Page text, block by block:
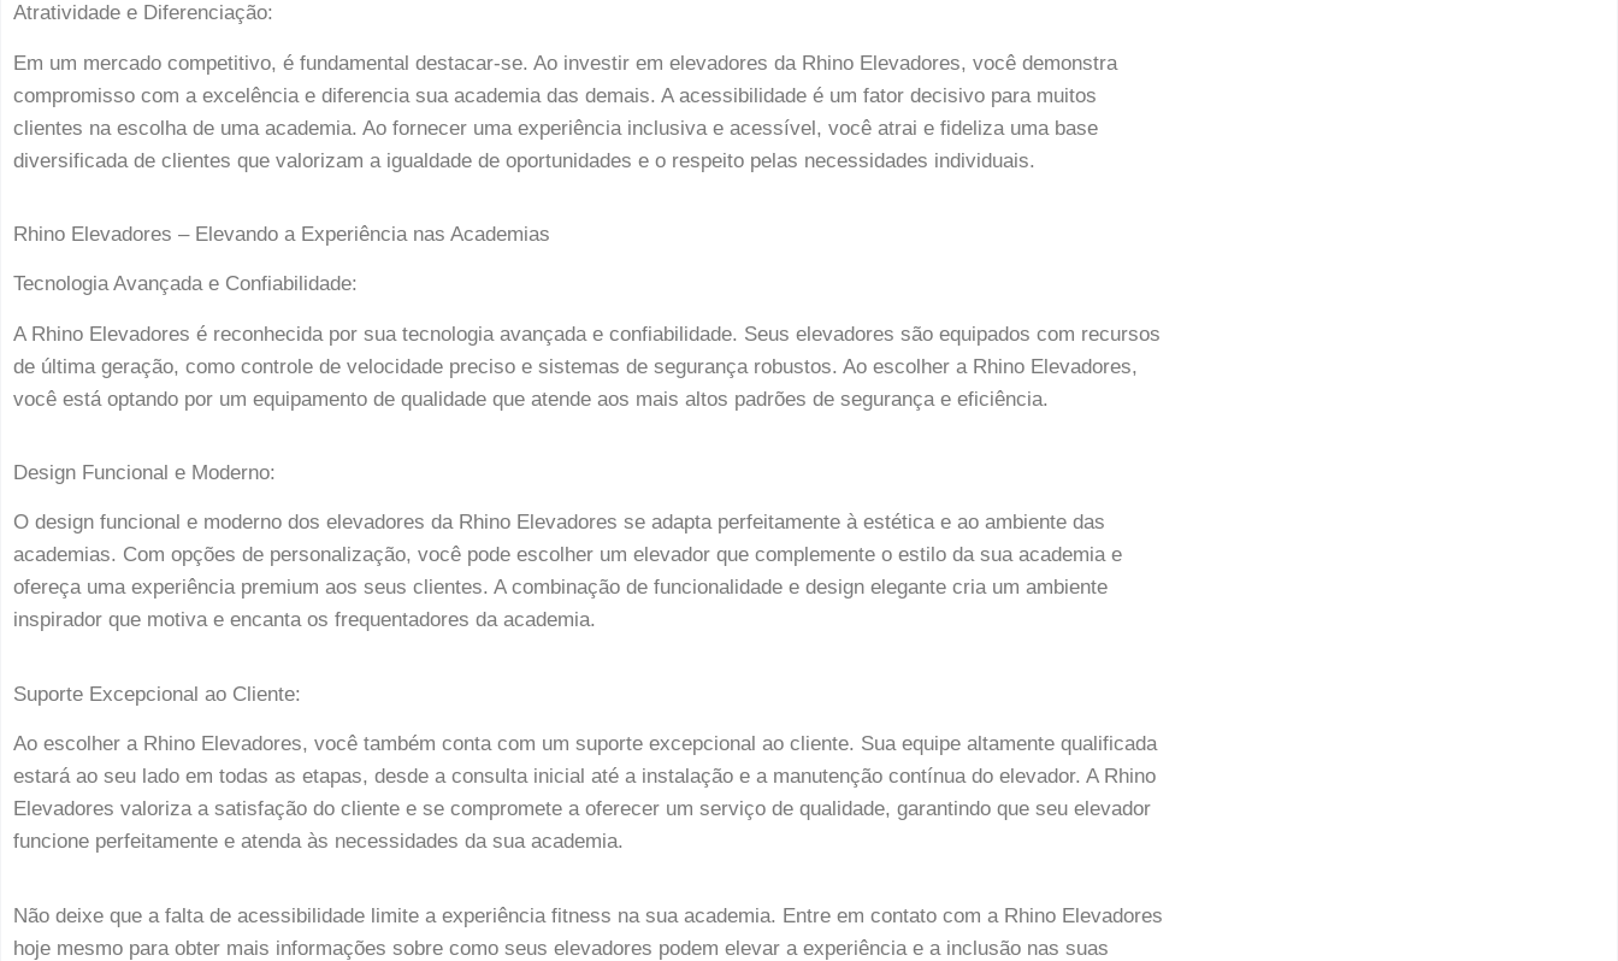
Atratividade e Diferenciação:
Em um mercado competitivo, é fundamental destacar-se. Ao investir em elevadores da Rhino Elevadores, você demonstra
compromisso com a excelência e diferencia sua academia das demais. A acessibilidade é um fator decisivo para muitos
clientes na escolha de uma academia. Ao fornecer uma experiência inclusiva e acessível, você atrai e fideliza uma base
diversificada de clientes que valorizam a igualdade de oportunidades e o respeito pelas necessidades individuais.
Rhino Elevadores – Elevando a Experiência nas Academias
Tecnologia Avançada e Confiabilidade:
A Rhino Elevadores é reconhecida por sua tecnologia avançada e confiabilidade. Seus elevadores são equipados com recursos
de última geração, como controle de velocidade preciso e sistemas de segurança robustos. Ao escolher a Rhino Elevadores,
você está optando por um equipamento de qualidade que atende aos mais altos padrões de segurança e eficiência.
Design Funcional e Moderno:
O design funcional e moderno dos elevadores da Rhino Elevadores se adapta perfeitamente à estética e ao ambiente das
academias. Com opções de personalização, você pode escolher um elevador que complemente o estilo da sua academia e
ofereça uma experiência premium aos seus clientes. A combinação de funcionalidade e design elegante cria um ambiente
inspirador que motiva e encanta os frequentadores da academia.
Suporte Excepcional ao Cliente:
Ao escolher a Rhino Elevadores, você também conta com um suporte excepcional ao cliente. Sua equipe altamente qualificada
estará ao seu lado em todas as etapas, desde a consulta inicial até a instalação e a manutenção contínua do elevador. A Rhino
Elevadores valoriza a satisfação do cliente e se compromete a oferecer um serviço de qualidade, garantindo que seu elevador
funcione perfeitamente e atenda às necessidades da sua academia.
Não deixe que a falta de acessibilidade limite a experiência fitness na sua academia. Entre em contato com a Rhino Elevadores
hoje mesmo para obter mais informações sobre como seus elevadores podem elevar a experiência e a inclusão nas suas